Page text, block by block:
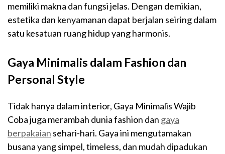
memiliki makna dan fungsi jelas. Dengan demikian,
estetika dan kenyamanan dapat berjalan seiring dalam
satu kesatuan ruang hidup yang harmonis.
Gaya Minimalis dalam Fashion dan
Personal Style
Tidak hanya dalam interior, Gaya Minimalis Wajib
Coba juga merambah dunia fashion dan gaya
berpakaian sehari-hari. Gaya ini mengutamakan
busana yang simpel, timeless, dan mudah dipadukan